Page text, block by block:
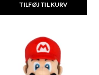
TILFØJ TIL KURV